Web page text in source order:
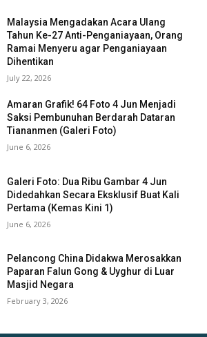
Malaysia Mengadakan Acara Ulang
Tahun Ke-27 Anti-Penganiayaan, Orang
Ramai Menyeru agar Penganiayaan
Dihentikan
July 22, 2026
Amaran Grafik! 64 Foto 4 Jun Menjadi
Saksi Pembunuhan Berdarah Dataran
Tiananmen (Galeri Foto)
June 6, 2026
Galeri Foto: Dua Ribu Gambar 4 Jun
Didedahkan Secara Eksklusif Buat Kali
Pertama (Kemas Kini 1)
June 6, 2026
Pelancong China Didakwa Merosakkan
Paparan Falun Gong & Uyghur di Luar
Masjid Negara
February 3, 2026